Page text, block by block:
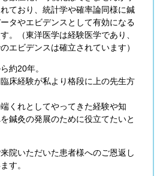
ており、統計学や確率論同様に鍼
タやエビデンスとして有効になる
。（東洋医学は経験医学であり、
エビデンスは確立されています）
約20年。
床経験が私より格段に上の先生方
くれとしてやってきた経験や知
鍼灸の発展のために役立てたいと
院いただいた患者様へのご恩返し
す。